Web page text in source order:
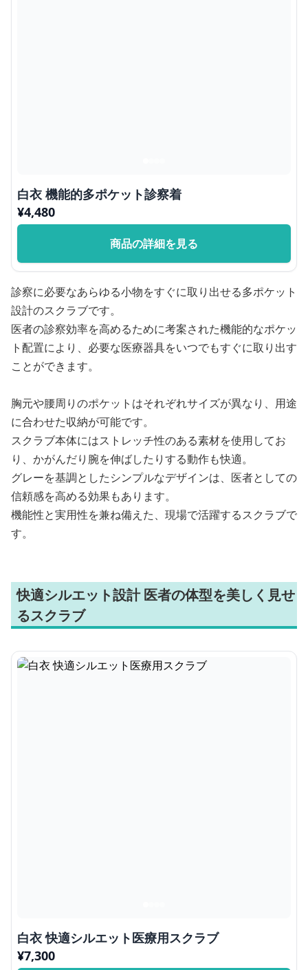
白衣 機能的多ポケット診察着
¥4,480
商品の詳細を見る
診察に必要なあらゆる小物をすぐに取り出せる多ポケット
設計のスクラブです。
医者の診察効率を高めるために考案された機能的なポケッ
ト配置により、必要な医療器具をいつでもすぐに取り出す
ことができます。
胸元や腰周りのポケットはそれぞれサイズが異なり、用途
に合わせた収納が可能です。
スクラブ本体にはストレッチ性のある素材を使用してお
り、かがんだり腕を伸ばしたりする動作も快適。
グレーを基調としたシンプルなデザインは、医者としての
信頼感を高める効果もあります。
機能性と実用性を兼ね備えた、現場で活躍するスクラブで
す。
快適シルエット設計 医者の体型を美しく見せ
るスクラブ
白衣 快適シルエット医療用スクラブ
¥7,300